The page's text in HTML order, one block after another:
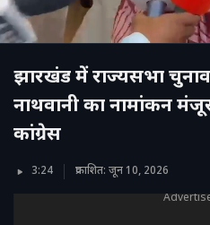
झारखंड में राज्यसभा
नाथवानी का नामांकन
कांग्रेस
3:24 प्रकाशित: जून 10, 2026